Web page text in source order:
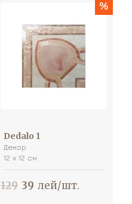
%
Dedalo 1
Декор
12 х 12 см
129 39 лей/шт.